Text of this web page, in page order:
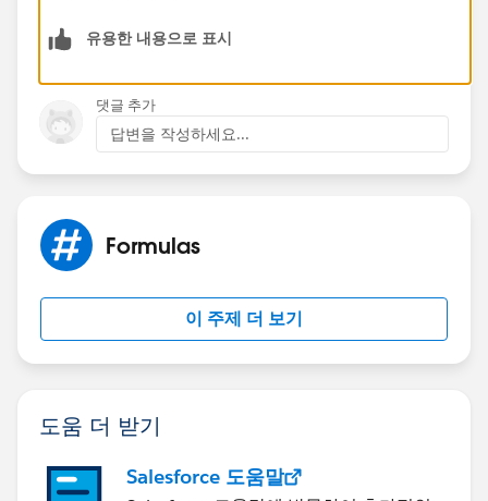
유용한 내용으로 표시
댓글 추가
답변을 작성하세요...
Formulas
이 주제 더 보기
도움 더 받기
Salesforce 도움말